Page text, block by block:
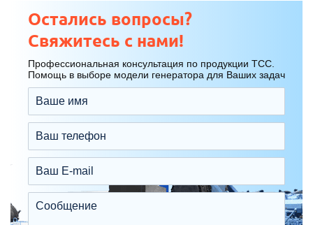
Остались вопросы?
Свяжитесь с нами!
Профессиональная консультация по продукции ТСС.
Помощь в выборе модели генератора для Ваших задач